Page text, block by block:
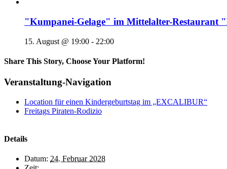
"Kumpanei-Gelage" im Mittelalter-
15. August @ 19:00 - 22:00
Share This Story, Choose Your Platform!
Veranstaltung-Navigation
Location für einen Kindergeburtstag im „EXCALIBUR“
Freitags Piraten-Rodizio
Details
Datum: 24. Februar 2028